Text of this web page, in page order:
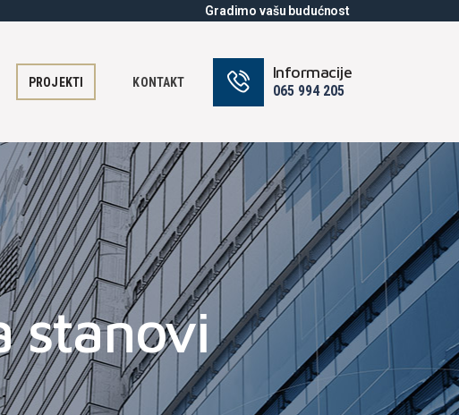
Gradimo vašu budućnost
PROJEKTI KONTAKT
Informacije
065 994 205
stanovi